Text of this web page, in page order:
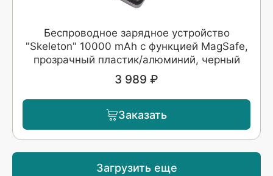
Беспроводное зарядное устройство
"Skeleton" 10000 mAh с функцией MagSafe,
прозрачный пластик/алюминий, черный
3 989 ₽
Заказать
Загрузить еще